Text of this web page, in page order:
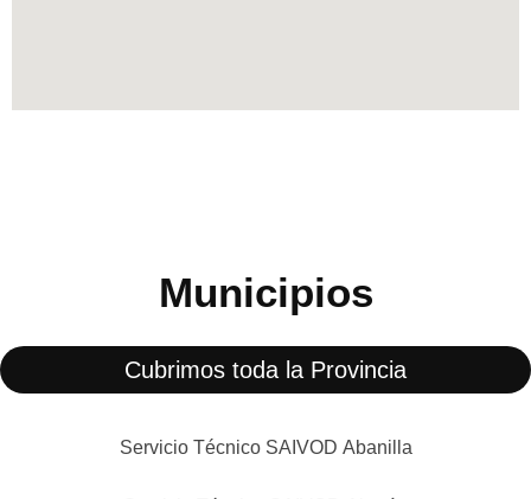
Municipios
Cubrimos toda la Provincia
Servicio Técnico SAIVOD Abanilla